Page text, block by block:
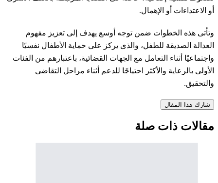
أو الاعتداءات أو الإهمال.
وتأتى هذه الخطوات ضمن توجه أوسع يهدف إلى تعزيز مفهوم
العدالة الصديقة للطفل، والذى يركز على حماية الأطفال نفسيًا
واجتماعيًا أثناء التعامل مع الجهات القضائية، باعتبارهم من الفئات
الأولى بالرعاية والأكثر احتياجًا للدعم أثناء مراحل التقاضى
والتحقيق.
شارك هذا المقال
مقالات ذات صلة